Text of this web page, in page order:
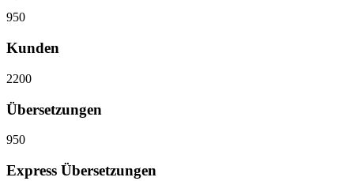
950
Kunden
2200
Übersetzungen
950
Express Übersetzungen